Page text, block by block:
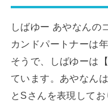
しばゆー あやなんの
カンドパートナーは
そうで、しばゆーは
ています。あやなん
とSさんを表現して